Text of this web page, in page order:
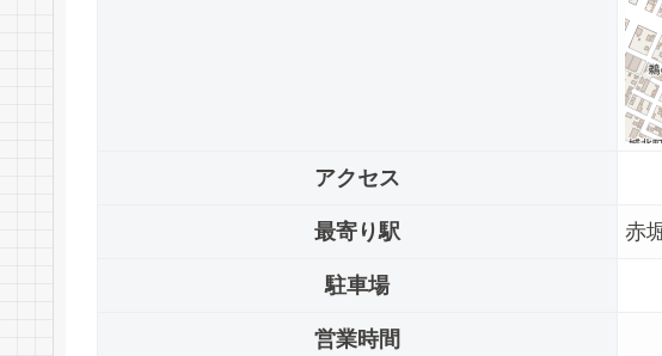
アクセス
最寄り駅 赤
駐車場
営業時間